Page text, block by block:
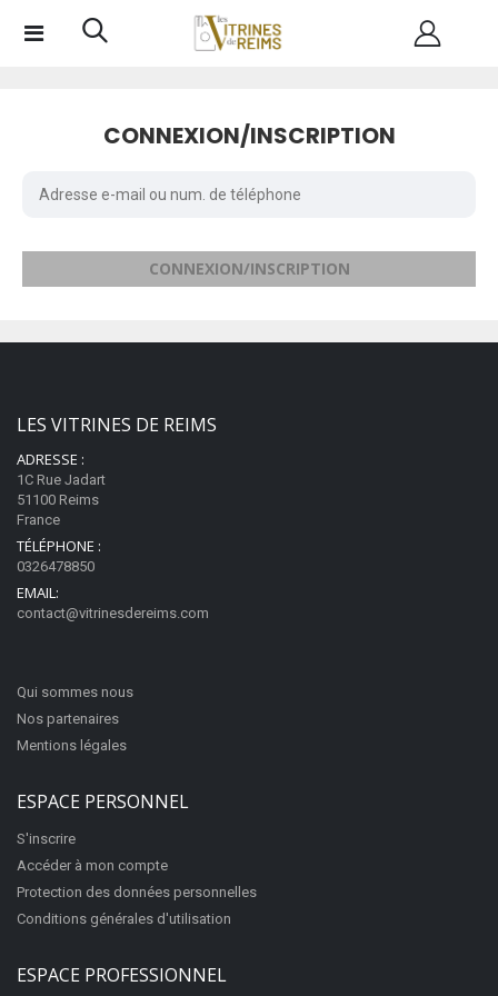
CONNEXION/INSCRIPTION
CONNEXION/INSCRIPTION
LES VITRINES DE REIMS
ADRESSE :
1C Rue Jadart
51100 Reims
France
TÉLÉPHONE :
0326478850
EMAIL:
contact@vitrinesdereims.com
Qui sommes nous
Nos partenaires
Mentions légales
ESPACE PERSONNEL
S'inscrire
Accéder à mon compte
Protection des données personnelles
Conditions générales d'utilisation
ESPACE PROFESSIONNEL